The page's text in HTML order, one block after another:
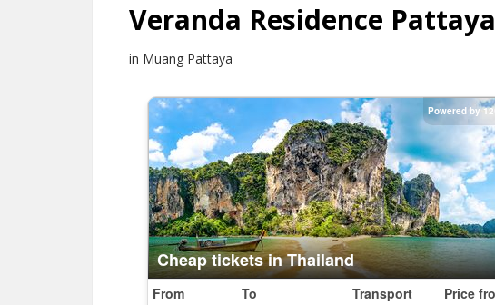
Veranda Residence Pattaya
in Muang Pattaya